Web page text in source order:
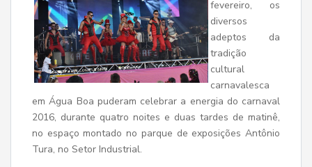
fevereiro, os
diversos
adeptos da
tradição
cultural
carnavalesca
em Água Boa puderam celebrar a energia do carnaval
2016, durante quatro noites e duas tardes de matinê,
no espaço montado no parque de exposições Antônio
Tura, no Setor Industrial.